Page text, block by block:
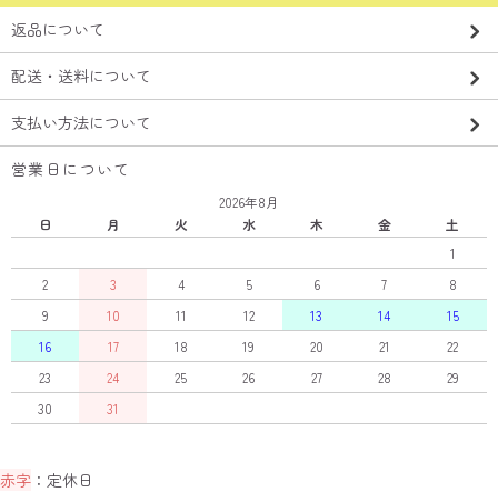
返品について
配送・送料について
支払い方法について
営業日について
2026年8月
日
月 火 水 木 金
土
1
2
3 4 5 6 7
8
9
10 11 12 13 14
15
16
17 18 19 20 21
22
23
24 25 26 27 28
29
30
31
赤字 ：定休日